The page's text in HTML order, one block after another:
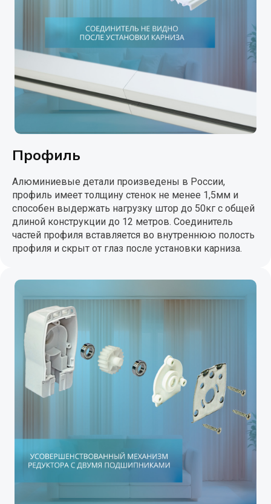
Профиль
Алюминиевые детали произведены в России,
профиль имеет толщину стенок не менее 1,5мм и
способен выдержать нагрузку штор до 50кг с общей
длиной конструкции до 12 метров. Соединитель
частей профиля вставляется во внутреннюю полость
профиля и скрыт от глаз после установки карниза.